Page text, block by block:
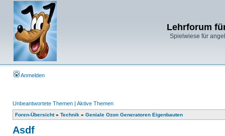
Lehrforum
Spielwiese für
Anmelden
Unbeantwortete Themen | Aktive Themen
Foren-Übersicht» Technik » Geniale Ozon Generatoren Eigenbauten
Asdf